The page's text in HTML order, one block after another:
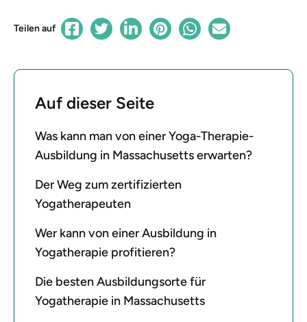
Teilen auf
Auf dieser Seite
Was kann man von einer Yoga-Therapie-
Ausbildung in Massachusetts erwarten?
Der Weg zum zertifizierten
Yogatherapeuten
Wer kann von einer Ausbildung in
Yogatherapie profitieren?
Die besten Ausbildungsorte für
Yogatherapie in Massachusetts